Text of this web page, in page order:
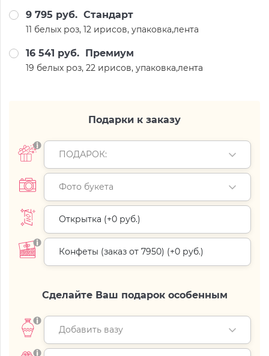
9 795 руб. Стандарт
11 белых роз, 12 ирисов, упаковка,лента
16 541 руб. Премиум
19 белых роз, 22 ирисов, упаковка,лента
Подарки к заказу
ПОДАРОК:
Фото букета
Открытка (+0 руб.)
Конфеты (заказ от 7950) (+0 руб.)
Сделайте Ваш подарок особенным
Добавить вазу